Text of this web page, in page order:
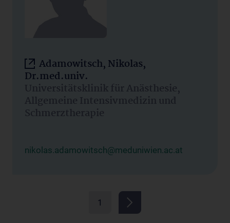
Adamowitsch, Nikolas,
Dr.med.univ.
Universitätsklinik für Anästhesie,
Allgemeine Intensivmedizin und
Schmerztherapie
nikolas.adamowitsch@meduniwien.ac.at
1